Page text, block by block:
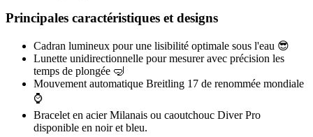
Principales caractéristiques et designs
Cadran lumineux pour une lisibilité optimale sous l'eau 😎
Lunette unidirectionnelle pour mesurer avec précision les
temps de plongée 🤿
Mouvement automatique Breitling 17 de renommée mondiale
⌚
Bracelet en acier Milanais ou caoutchouc Diver Pro
disponible en noir et bleu.